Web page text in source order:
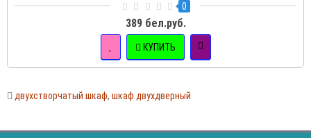
0
389 бел.руб.
КУПИТЬ
двухстворчатый шкаф, шкаф двухдверный